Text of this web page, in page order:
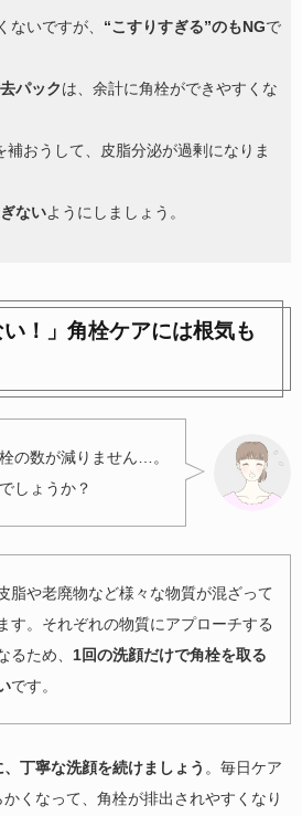
ないですが、 “こすりすぎる”のもNGで
パックは、余計に角栓ができやすくな
補おうして、皮脂分泌が過剰になりま
ないようにしましょう。
い！」角栓ケアには根気も
の数が減りません…。
しょうか？
脂や老廃物など様々な物質が混ざって
す。それぞれの物質にアプローチする
るため、 1回の洗顔だけで角栓を取る
です。
丁寧な洗顔を続けましょう 。毎日ケア
くなって、角栓が排出されやすくなり